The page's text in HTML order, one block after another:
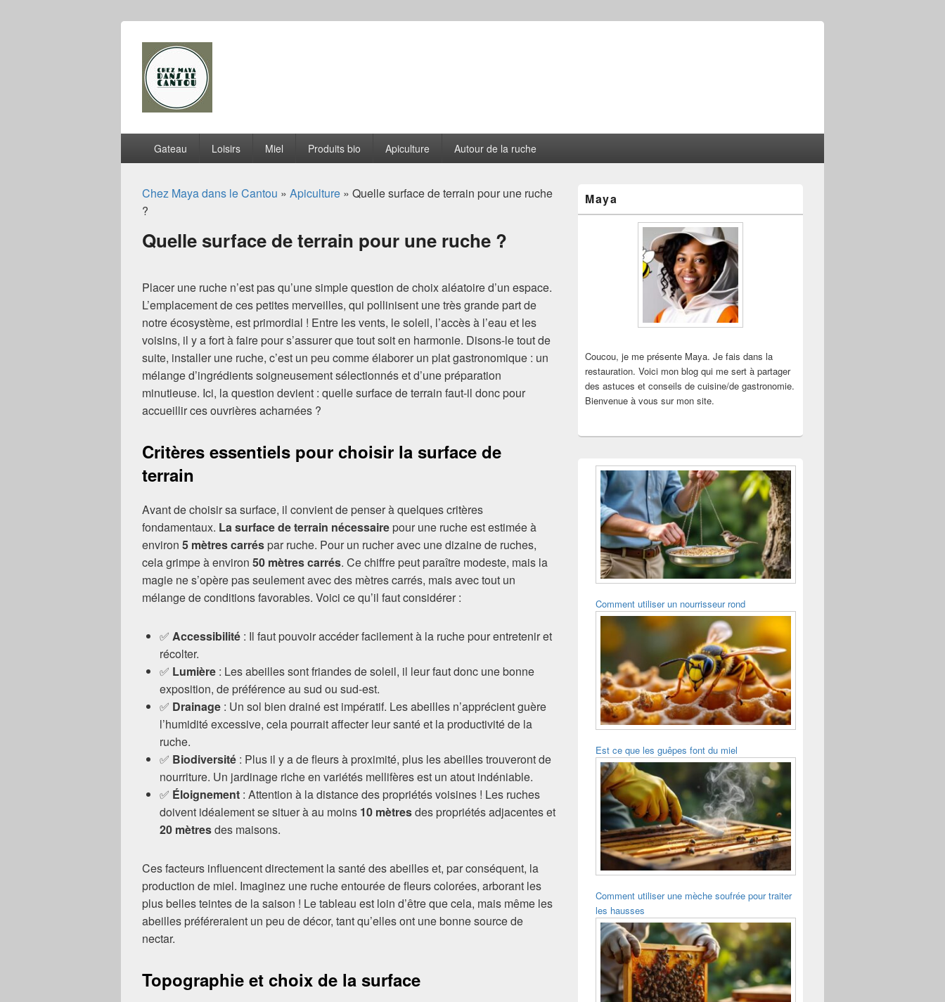
Chez Maya dans le Cantou
principalGateau Loisirs Miel Produits bio Apiculture Autour de la ruche
Chez Maya dans le Cantou » Apiculture » Quelle surface de terrain pour une ruche
?
Quelle surface de terrain pour une ruche ?
Placer une ruche n’est pas qu’une simple question de choix aléatoire d’un espace.
L’emplacement de ces petites merveilles, qui pollinisent une très grande part de
notre écosystème, est primordial ! Entre les vents, le soleil, l’accès à l’eau et les
voisins, il y a fort à faire pour s’assurer que tout soit en harmonie. Disons-le tout de
suite, installer une ruche, c’est un peu comme élaborer un plat gastronomique : un
mélange d’ingrédients soigneusement sélectionnés et d’une préparation
minutieuse. Ici, la question devient : quelle surface de terrain faut-il donc pour
accueillir ces ouvrières acharnées ?
Critères essentiels pour choisir la surface de
terrain
Avant de choisir sa surface, il convient de penser à quelques critères
fondamentaux. La surface de terrain nécessaire pour une ruche est estimée à
environ 5 mètres carrés par ruche. Pour un rucher avec une dizaine de ruches,
cela grimpe à environ 50 mètres carrés. Ce chiffre peut paraître modeste, mais la
magie ne s’opère pas seulement avec des mètres carrés, mais avec tout un
mélange de conditions favorables. Voici ce qu’il faut considérer :
✅ Accessibilité : Il faut pouvoir accéder facilement à la ruche pour entretenir et
récolter.
✅ Lumière : Les abeilles sont friandes de soleil, il leur faut donc une bonne
exposition, de préférence au sud ou sud-est.
✅ Drainage : Un sol bien drainé est impératif. Les abeilles n’apprécient guère
l’humidité excessive, cela pourrait affecter leur santé et la productivité de la
ruche.
✅ Biodiversité : Plus il y a de fleurs à proximité, plus les abeilles trouveront de
nourriture. Un jardinage riche en variétés mellifères est un atout indéniable.
✅ Éloignement : Attention à la distance des propriétés voisines ! Les ruches
doivent idéalement se situer à au moins 10 mètresdes propriétés adjacentes et
20 mètresdes maisons.
Ces facteurs influencent directement la santé des abeilles et, par conséquent, la
production de miel. Imaginez une ruche entourée de fleurs colorées, arborant les
plus belles teintes de la saison ! Le tableau est loin d’être que cela, mais même les
abeilles préféreraient un peu de décor, tant qu’elles ont une bonne source de
nectar.
Topographie et choix de la surface
principale
de
Maya
Coucou, je me présente Maya. Je fais dans la
restauration. Voici mon blog qui me sert à partager
des astuces et conseils de cuisine/de gastronomie.
Bienvenue à vous sur mon site.
Comment utiliser un nourrisseur rond
Est ce que les guêpes font du miel
Comment utiliser une mèche soufrée pour traiter
les hausses